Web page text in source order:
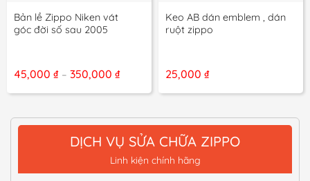
Bản lề Zippo Niken vát
góc đời số sau 2005
45,000 ₫ – 350,000 ₫Khoảng
từ
đến
350,000 ₫
Keo AB dán emblem , dán
ruột zippo
25,000 ₫
DỊCH VỤ SỬA CHỮA ZIPPO
Linh kiện chính hãng